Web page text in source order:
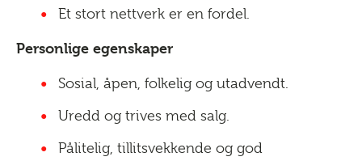
Et stort nettverk er en fordel.
Personlige egenskaper
Sosial, åpen, folkelig og utadvendt.
Uredd og trives med salg.
Pålitelig, tillitsvekkende og god